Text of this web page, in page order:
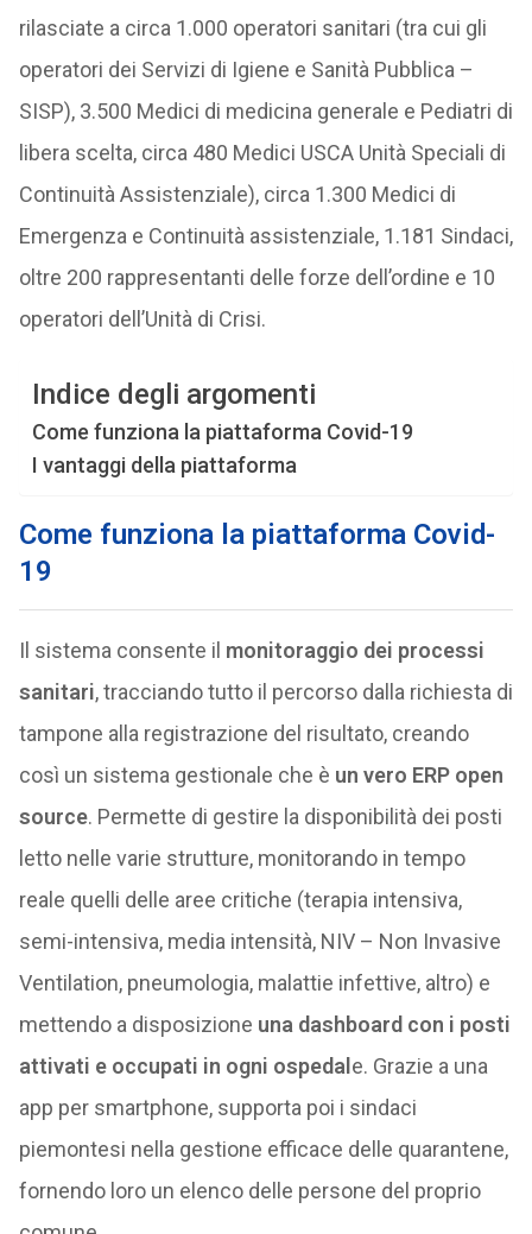
rilasciate a circa 1.000 operatori sanitari (tra cui gli
operatori dei Servizi di Igiene e Sanità Pubblica –
SISP), 3.500 Medici di medicina generale e Pediatri di
libera scelta, circa 480 Medici USCA Unità Speciali di
Continuità Assistenziale), circa 1.300 Medici di
Emergenza e Continuità assistenziale, 1.181 Sindaci,
oltre 200 rappresentanti delle forze dell’ordine e 10
operatori dell’Unità di Crisi.
Indice degli argomenti
Come funziona la piattaforma Covid-19
I vantaggi della piattaforma
Come funziona la piattaforma Covid-
19
Il sistema consente il monitoraggio dei processi
sanitari, tracciando tutto il percorso dalla richiesta di
tampone alla registrazione del risultato, creando
così un sistema gestionale che è un vero ERP open
source. Permette di gestire la disponibilità dei posti
letto nelle varie strutture, monitorando in tempo
reale quelli delle aree critiche (terapia intensiva,
semi-intensiva, media intensità, NIV – Non Invasive
Ventilation, pneumologia, malattie infettive, altro) e
mettendo a disposizione una dashboard con i posti
attivati e occupati in ogni ospedal e. Grazie a una
app per smartphone, supporta poi i sindaci
piemontesi nella gestione efficace delle quarantene,
fornendo loro un elenco delle persone del proprio